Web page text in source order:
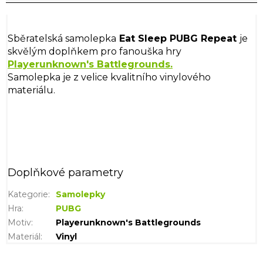
Sběratelská samolepka Eat Sleep PUBG Repeat je
skvělým doplňkem pro fanouška hry
Playerunknown's Battlegrounds.
Samolepka je z velice kvalitního vinylového
materiálu.
Doplňkové parametry
Kategorie:
Samolepky
Hra:
PUBG
Motiv:
Playerunknown's Battlegrounds
Materiál: Vinyl